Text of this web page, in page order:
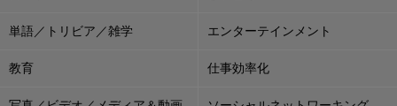
単語／トリビア／雑学 エンターテインメント
教育 仕事効率化